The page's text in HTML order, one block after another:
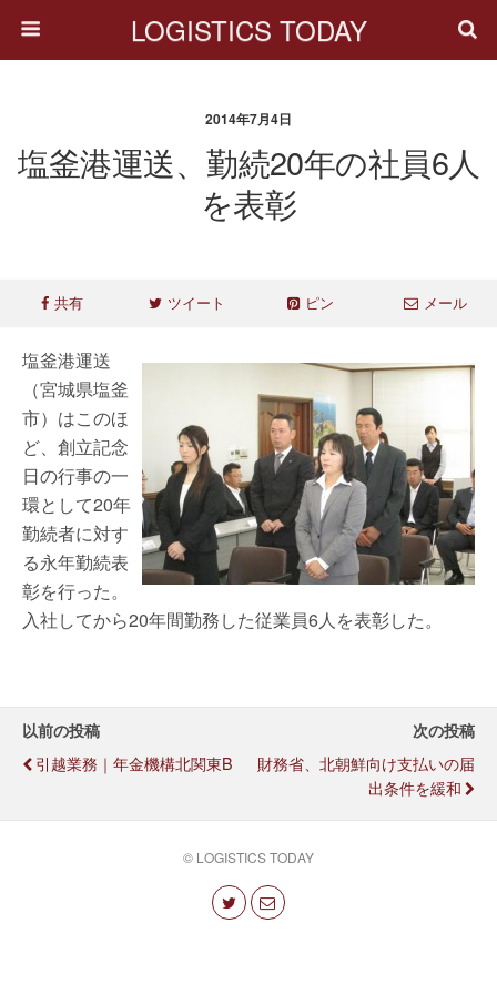
LOGISTICS TODAY
2014年7月4日
塩釜港運送、勤続20年の社員6人
を表彰
共有 ツイート ピン メール
塩釜港運送
（宮城県塩釜
市）はこのほ
ど、創立記念
日の行事の一
環として20年
勤続者に対す
る永年勤続表
彰を行った。
入社してから20年間勤務した従業員6人を表彰した。
以前の投稿
引越業務｜年金機構北関東B
次の投稿
財務省、北朝鮮向け支払いの届
出条件を緩和
© LOGISTICS TODAY